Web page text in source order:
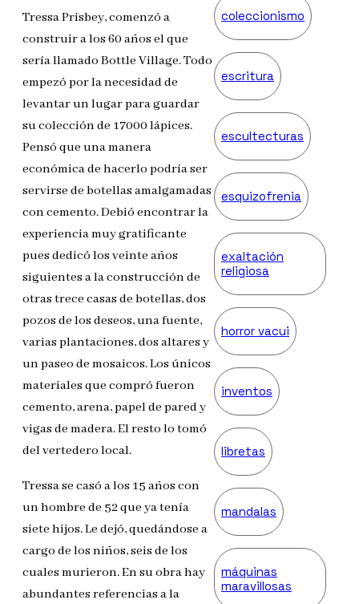
Tressa Prisbey, comenzó a
construir a los 60 años el que
sería llamado Bottle Village. Todo
empezó por la necesidad de
levantar un lugar para guardar
su colección de 17000 lápices.
Pensó que una manera
económica de hacerlo podría ser
servirse de botellas amalgamadas
con cemento. Debió encontrar la
experiencia muy gratificante
pues dedicó los veinte años
siguientes a la construcción de
otras trece casas de botellas, dos
pozos de los deseos, una fuente,
varias plantaciones, dos altares y
un paseo de mosaicos. Los únicos
materiales que compró fueron
cemento, arena, papel de pared y
vigas de madera. El resto lo tomó
del vertedero local.
Tressa se casó a los 15 años con
un hombre de 52 que ya tenía
siete hijos. Le dejó, quedándose a
cargo de los niños, seis de los
cuales murieron. En su obra hay
abundantes referencias a la
coleccionismo
escritura
escultecturas
esquizofrenia
exaltación
religiosa
horror vacui
inventos
libretas
mandalas
máquinas
maravillosas